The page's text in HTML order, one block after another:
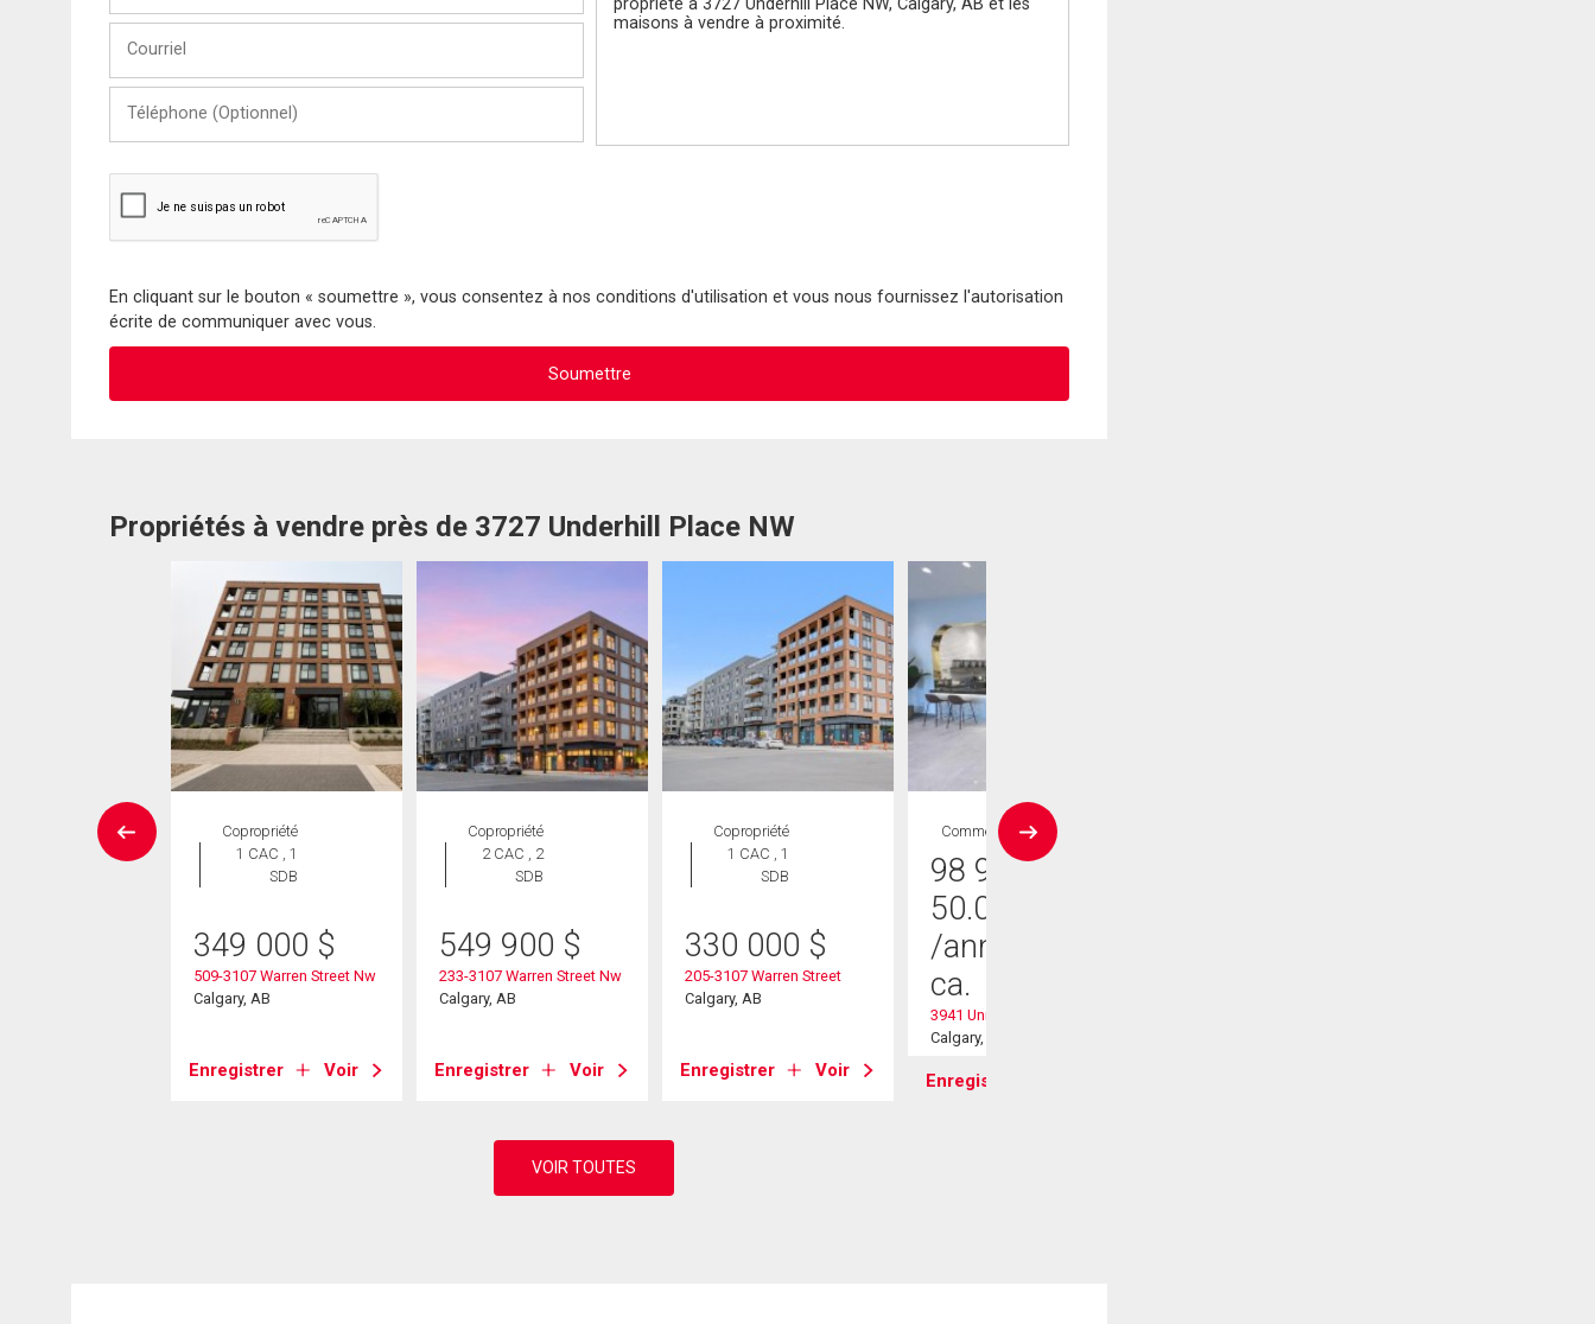
Nom
(Optionnel)
En cliquant sur le bouton « soumettre », vous consentez à nos conditions d'utilisation et vous nous fournissez l'autorisation
écrite de communiquer avec vous.
Propriétés à vendre près de 3727 Underhill Place NW
Copropriété
1 CAC , 1
SDB
349 000 $
509-3107 Warren Street Nw
Calgary, AB
Enregistrer Voir
Copropriété
2 CAC , 2
SDB
549 900 $
233-3107 Warren Street Nw
Calgary, AB
Enregistrer Voir
Copropriété
1 CAC , 1
SDB
330 000 $
205-3107 Warren Street
Calgary, AB
Enregistrer Voir
Commercial
98 900$
50.00
/année
ca.
3941 University Avenue Nw
Calgary, AB
Enregistrer